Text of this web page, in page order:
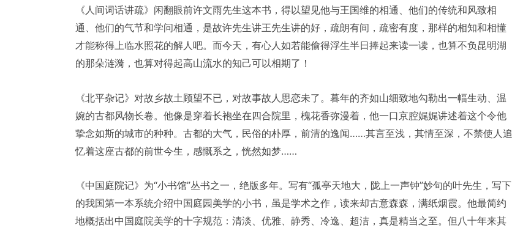
《人间词话讲疏》闲翻眼前许文雨先生这本书，得以望见他与王国维的相通、他们的传统和风致相
通、他们的气节和学问相通，是故许先生讲王先生讲的好，疏朗有间，疏密有度，那样的相知和相懂
才能称得上临水照花的解人吧。而今天，有心人如若能偷得浮生半日捧起来读一读，也算不负昆明湖
的那朵涟漪，也算对得起高山流水的知己可以相期了！
《北平杂记》对故乡故土顾望不已，对故事故人思恋未了。暮年的齐如山细致地勾勒出一幅生动、温
婉的古都风物长卷。他像是穿着长袍坐在四合院里，槐花香弥漫着，他一口京腔娓娓讲述着这个令他
挚念如斯的城市的种种。古都的大气，民俗的朴厚，前清的逸闻……其言至浅，其情至深，不禁使人追
忆着这座古都的前世今生，感慨系之，恍然如梦……
《中国庭院记》为“小书馆”丛书之一，绝版多年。写有“孤亭天地大，陇上一声钟”妙句的叶先生，写下
的我国第一本系统介绍中国庭园美学的小书，虽是学术之作，读来却古意森森，满纸烟霞。他最简约
地概括出中国庭院美学的十字规范：清淡、优雅、静秀、冷逸、超洁，真是精当之至。但八十年来其